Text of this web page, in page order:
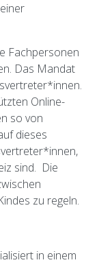
Fachpersonen
Das Mandat
Online-
so von
dieses
sind. Die
zu regeln.
in einem